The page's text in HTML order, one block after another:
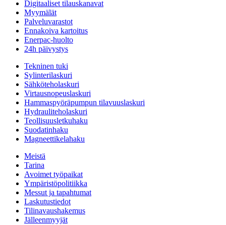
Digitaaliset tilauskanavat
Myymälät
Palveluvarastot
Ennakoiva kartoitus
Enerpac-huolto
24h päivystys
Tekninen tuki
Sylinterilaskuri
Sähköteholaskuri
Virtausnopeuslaskuri
Hammaspyöräpumpun tilavuuslaskuri
Hydrauliteholaskuri
Teollisuusletkuhaku
Suodatinhaku
Magneettikelahaku
Meistä
Tarina
Avoimet työpaikat
Ympäristöpolitiikka
Messut ja tapahtumat
Laskutustiedot
Tilinavaushakemus
Jälleenmyyjät